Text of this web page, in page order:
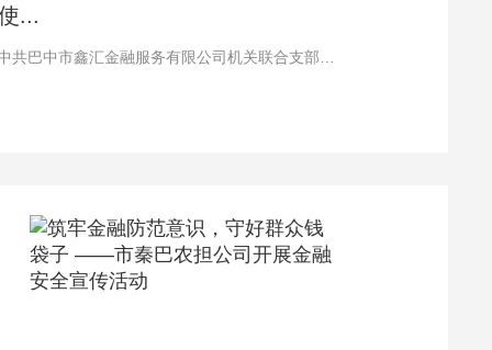
...
巴中市鑫汇金融服务有限公司机关联合支部组